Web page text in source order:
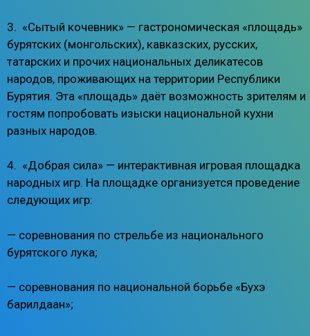
3. «Сытый кочевник» — гастрономическая «площадь»
бурятских (монгольских), кавказских, русских,
татарских и прочих национальных деликатесов
народов, проживающих на территории Республики
Бурятия. Эта «площадь» даёт возможность зрителям и
гостям попробовать изыски национальной кухни
разных народов.
4. «Добрая сила» — интерактивная игровая площадка
народных игр. На площадке организуется проведение
следующих игр:
— соревнования по стрельбе из национального
бурятского лука;
— соревнования по национальной борьбе «Бухэ
барилдаан»;